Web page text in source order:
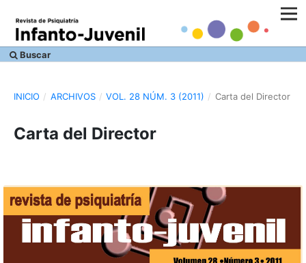
Buscar
INICIO / ARCHIVOS / VOL. 28 NÚM. 3 (2011) / Carta del Director
Carta del Director